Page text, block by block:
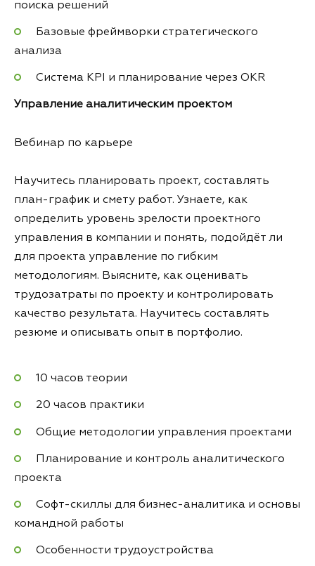
поиска решений
Базовые фреймворки стратегического
анализа
Система KPI и планирование через OKR
Управление аналитическим проектом
Вебинар по карьере
Научитесь планировать проект, составлять
план-график и смету работ. Узнаете, как
определить уровень зрелости проектного
управления в компании и понять, подойдёт ли
для проекта управление по гибким
методологиям. Выясните, как оценивать
трудозатраты по проекту и контролировать
качество результата. Научитесь составлять
резюме и описывать опыт в портфолио.
10 часов теории
20 часов практики
Общие методологии управления проектами
Планирование и контроль аналитического
проекта
Софт-скиллы для бизнес-аналитика и основы
командной работы
Особенности трудоустройства